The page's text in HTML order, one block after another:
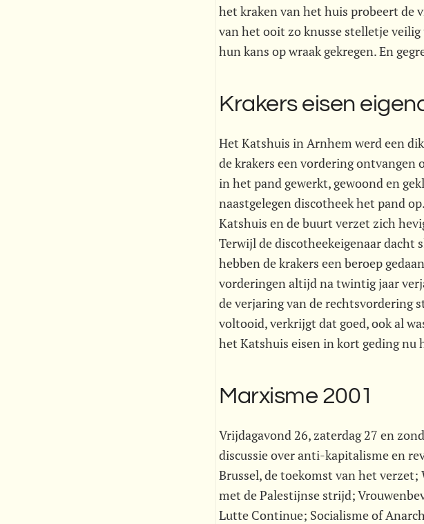
het kraken van het huis probeert de
van het ooit zo knusse stelletje veilig
hun kans op wraak gekregen. En
Krakers eisen
Het Katshuis in Arnhem werd een
de krakers een vordering ontvangen
in het pand gewerkt, gewoond en
naastgelegen discotheek het pand
Katshuis en de buurt verzet zich
Terwijl de discotheekeigenaar dacht
hebben de krakers een beroep
vorderingen altijd na twintig jaar
de verjaring van de rechtsvordering
voltooid, verkrijgt dat goed, ook al
het Katshuis eisen in kort geding nu
Marxisme 2001
Vrijdagavond 26, zaterdag 27 en
discussie over anti-kapitalisme en
Brussel, de toekomst van het
met de Palestijnse strijd;
Lutte Continue; Socialisme of